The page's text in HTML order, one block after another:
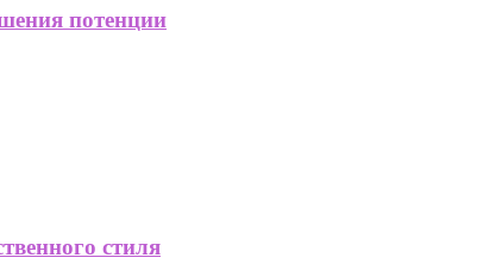
потенции
стиля